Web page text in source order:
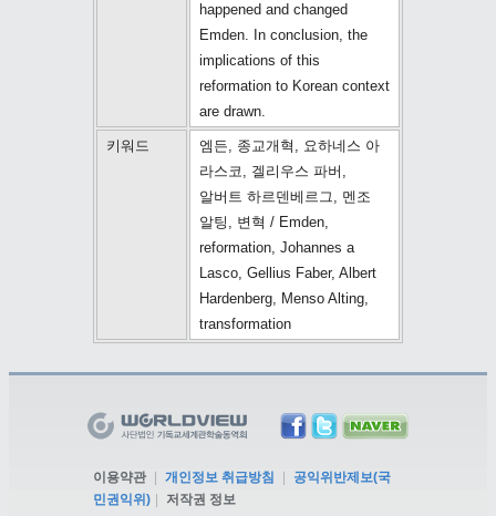
happened and changed
Emden. In conclusion, the
implications of this
reformation to Korean context
are drawn.
키워드
엠든, 종교개혁, 요하네스 아
라스코, 겔리우스 파버,
알버트 하르덴베르그, 멘조
알팅, 변혁 / Emden,
reformation, Johannes a
Lasco, Gellius Faber, Albert
Hardenberg, Menso Alting,
transformation
이용약관 개인정보 취급방침
공익위반제보(국
민권익위)
저작권 정보